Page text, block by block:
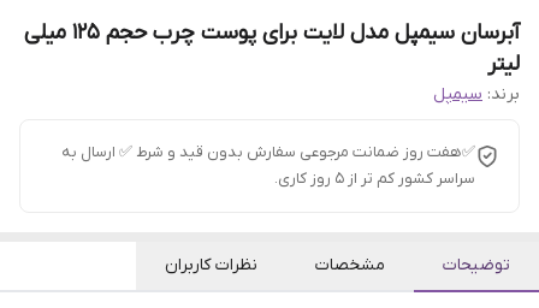
آبرسان سیمپل مدل لایت برای پوست چرب حجم 125 میلی
لیتر
برند: سیمپل
✅هفت روز ضمانت مرجوعی سفارش بدون قید و شرط ✅ ارسال به
سراسر کشور کم تر از 5 روز کاری.
توضیحات مشخصات نظرات کاربران